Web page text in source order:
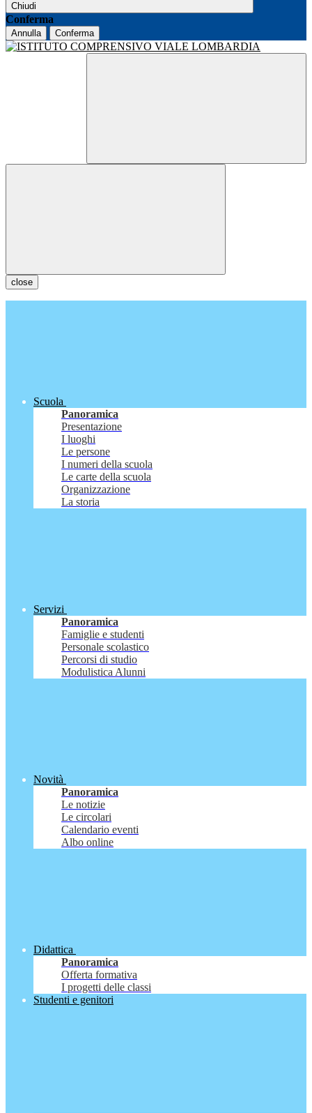
Chiudi
Conferma
Annulla Conferma
close
Scuola
Panoramica
Presentazione
I luoghi
Le persone
I numeri della scuola
Le carte della scuola
Organizzazione
La storia
Servizi
Panoramica
Famiglie e studenti
Personale scolastico
Percorsi di studio
Modulistica Alunni
Novità
Panoramica
Le notizie
Le circolari
Calendario eventi
Albo online
Didattica
Panoramica
Offerta formativa
I progetti delle classi
Studenti e genitori